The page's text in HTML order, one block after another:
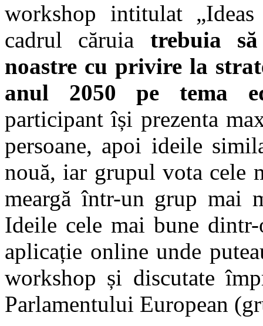
workshop intitulat
cadrul căruia trebuia
noastre cu privire la
anul 2050 pe tema
participant își prezenta
persoane, apoi ideile
nouă, iar grupul vota cele
meargă într-un grup mai
Ideile cele mai bune
aplicație online unde
workshop și discutate
Parlamentului European